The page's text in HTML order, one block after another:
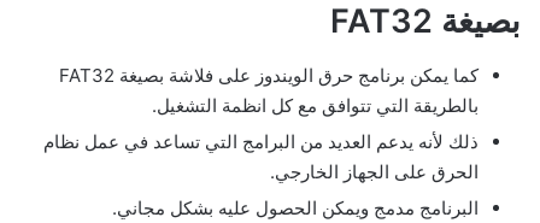
بصيغة FAT32
كما يمكن برنامج حرق الويندوز على فلاشة بصيغة FAT32
بالطريقة التي تتوافق مع كل انظمة التشغيل.
ذلك لأنه يدعم العديد من البرامج التي تساعد في عمل نظام
الحرق على الجهاز الخارجي.
البرنامج مدمج ويمكن الحصول عليه بشكل مجاني.